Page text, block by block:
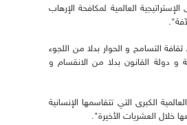
العالمية لمكافحة الإرهاب
التسامح و الحوار بدلا من اللجوء
و دولة القانون بدلا من الانقسام و
الكبرى التي تتقاسمها الإنسانية
خلال العشريات الأخيرة".